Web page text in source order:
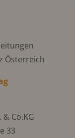
Österreich
Co.KG
33